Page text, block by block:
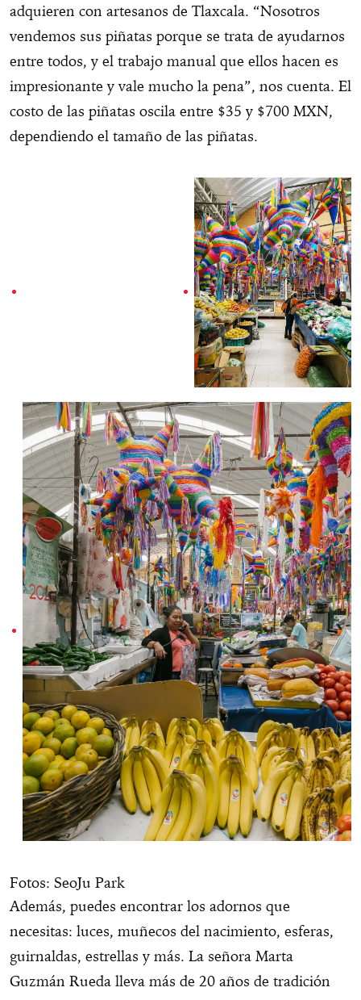
adquieren con artesanos de Tlaxcala. “Nosotros
vendemos sus piñatas porque se trata de ayudarnos
entre todos, y el trabajo manual que ellos hacen es
impresionante y vale mucho la pena”, nos cuenta. El
costo de las piñatas oscila entre $35 y $700 MXN,
dependiendo el tamaño de las piñatas.
Fotos: SeoJu Park
Además, puedes encontrar los adornos que
necesitas: luces, muñecos del nacimiento, esferas,
guirnaldas, estrellas y más. La señora Marta
Guzmán Rueda lleva más de 20 años de tradición